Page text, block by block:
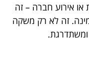
אירוע חברה – זה
זה לא רק משקה
ומשתדרגת.